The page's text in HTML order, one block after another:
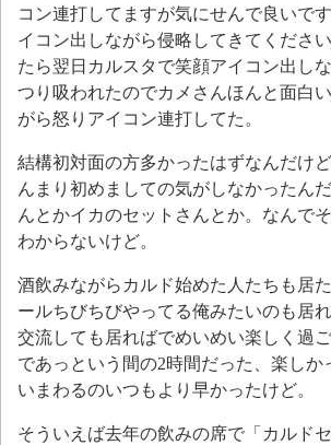
コン連打してますが気にせんで良いで
イコン出しながら侵略してきてくださ
たら翌日カルスタで笑顔アイコン出し
つり吸われたのでカメさんほんと面白
がら怒りアイコン連打してた。
結構初対面の方多かったはずなんだけ
んまり初めましての気がしなかったん
んとかイカのセットさんとか。なんで
わからないけど。
酒飲みながらカルド始めた人たちも居
ールちびちびやってる俺みたいのも居
交流しても居ればでめいめい楽しく過
であっという間の2時間だった、楽しか
いまわるのいつもより早かったけど。
そういえば去年の飲みの席で「カルド